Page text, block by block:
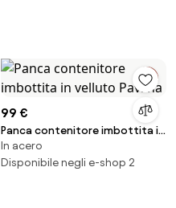
99 €
Panca contenitore imbottita in
velluto Pavlina
In acero
Disponibile negli e-shop 2